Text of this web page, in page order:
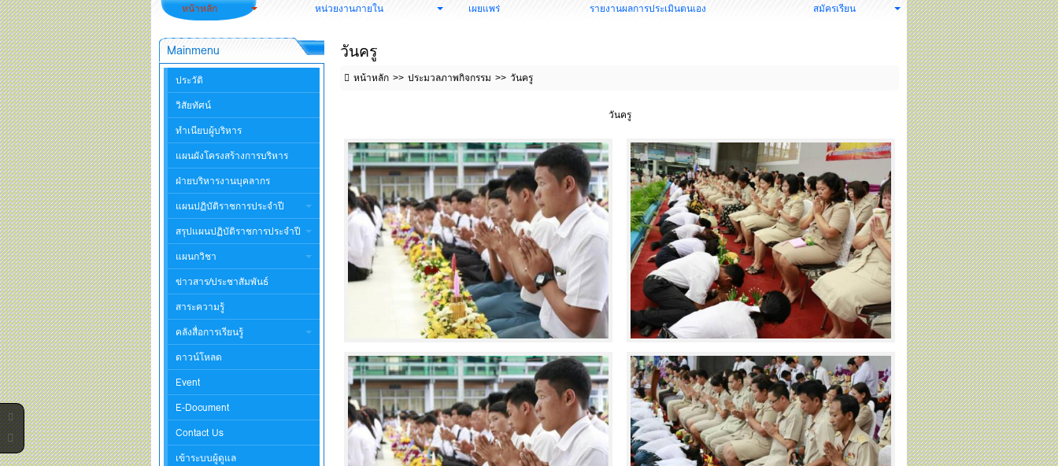
หน้าหลัก หน่วยงานภายใน เผยแพร่ รายงานผลการประเมินตนเอง สมัครเรียน
วันครู
หน้าหลัก ประมวลภาพกิจกรรม วันครู
วันครู
Mainmenu
ประวัติ
วิสัยทัศน์
ทำเนียบผู้บริหาร
แผนผังโครงสร้างการบริหาร
ฝ่ายบริหารงานบุคลากร
แผนปฏิบัติราชการประจำปี
สรุปแผนปฏิบัติราชการประจำปี
แผนกวิชา
ข่าวสาร/ประชาสัมพันธ์
สาระความรู้
คลังสื่อการเรียนรู้
ดาวน์โหลด
Event
E-Document
Contact Us
เข้าระบบผู้ดูแล